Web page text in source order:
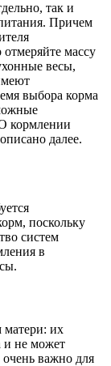
так и
Причем
массу
весы,
выбора корма
кормлении
далее.
поскольку
систем
в
матери: их
и не может
важно для